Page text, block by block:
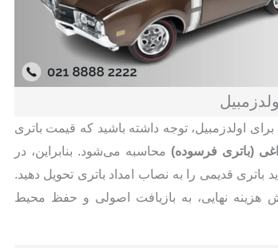
اولدزمبیل، توجه داشته باشید که قیمت باتری
(باتری فرسوده)محاسبه می‌شود. بنابراین، در
باتری قدیمی را به نصاب امداد باتری تحویل دهید.
هزینه نهایی، به بازیافت اصولی و حفظ محیط